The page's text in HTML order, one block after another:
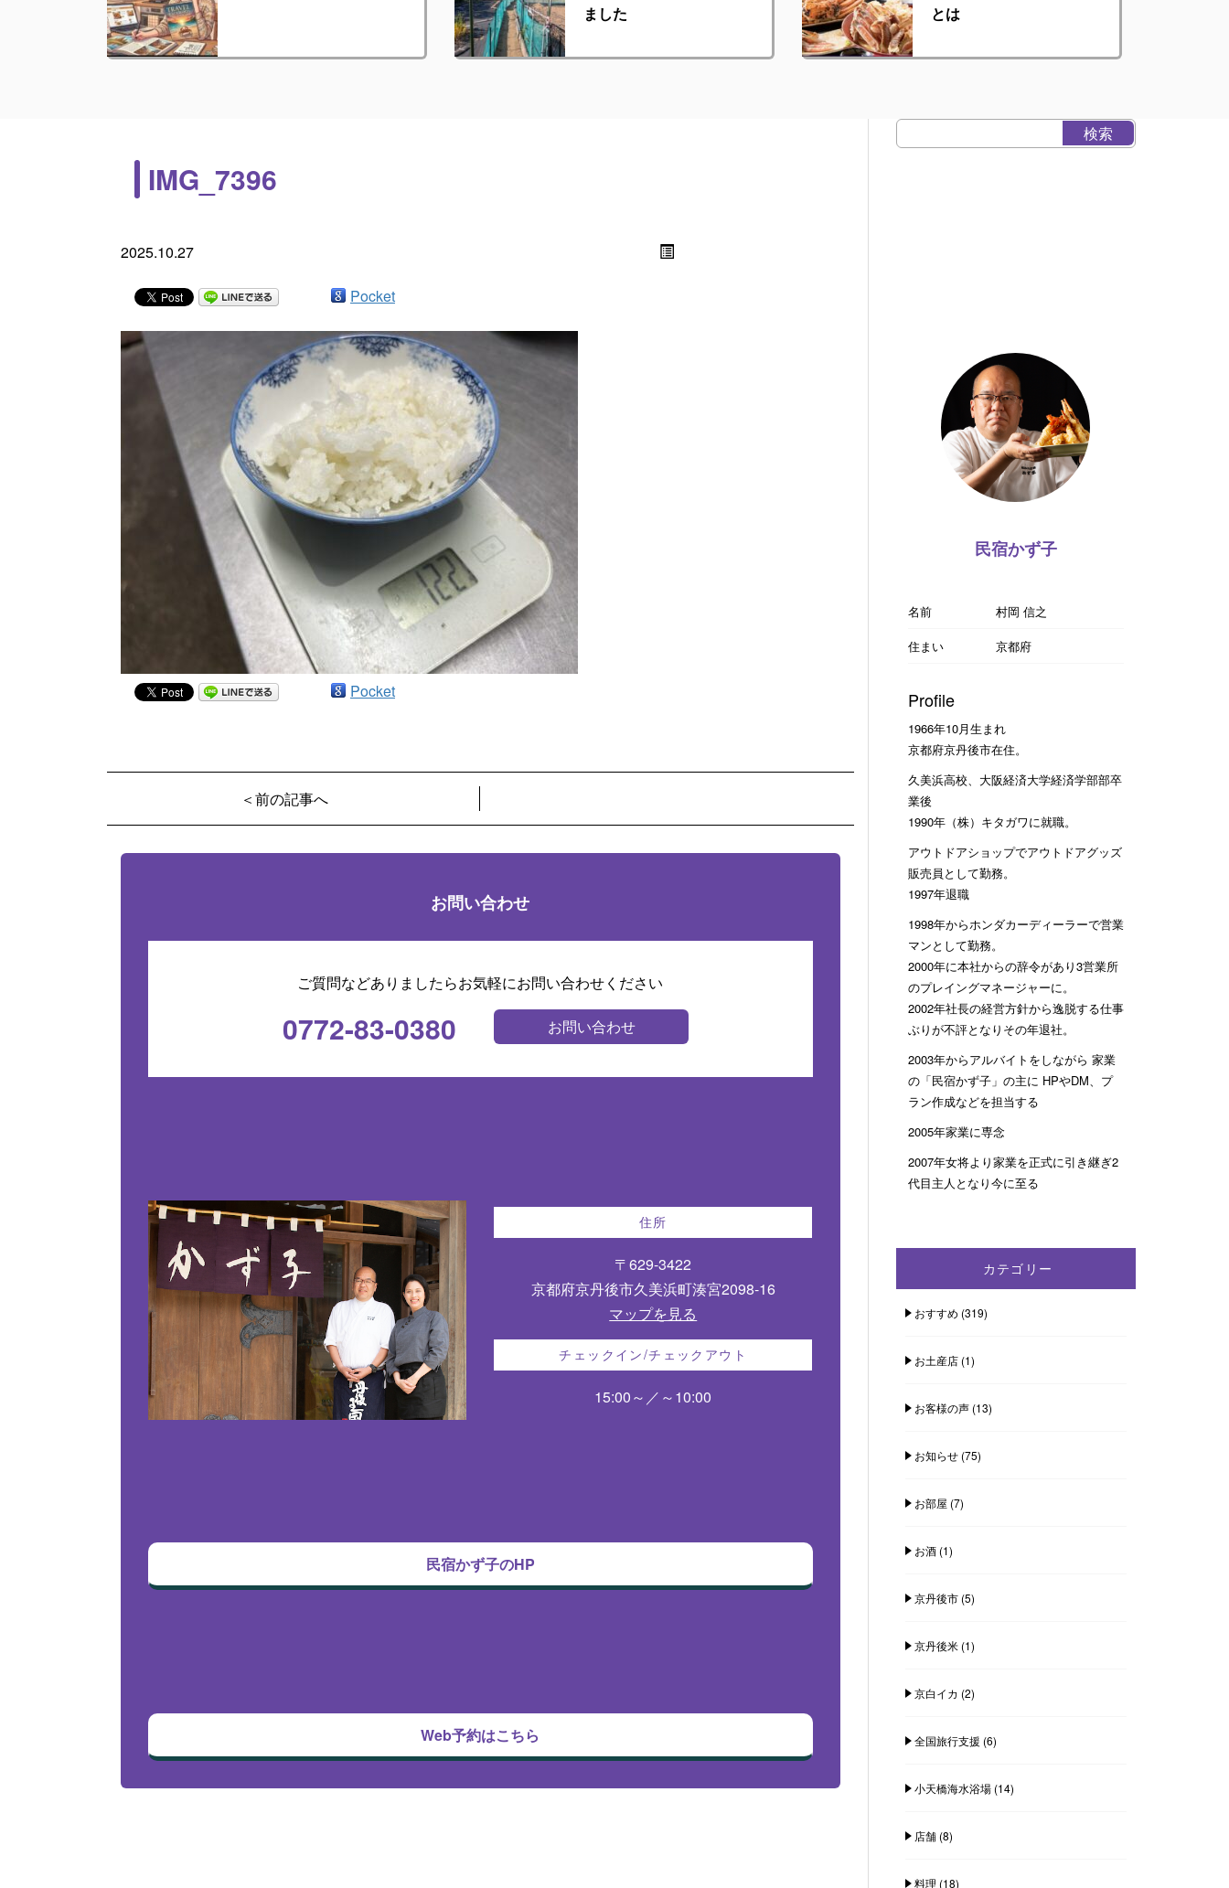
ました
とは
IMG_7396
2025.10.27
Pocket
Pocket
＜前の記事へ
お問い合わせ
ご質問などありましたらお気軽にお問い合わせください
0772-83-0380 お問い合わせ
住所
〒629-3422
京都府京丹後市久美浜町湊宮2098-16
マップを見る
チェックイン/チェックアウト
15:00～／～10:00
民宿かず子のHP
Web予約はこちら
民宿かず子
名前
村岡 信之
住まい
京都府
Profile
1966年10月生まれ
京都府京丹後市在住。
久美浜高校、大阪経済大学経済学部部卒
業後
1990年（株）キタガワに就職。
アウトドアショップでアウトドアグッズ
販売員として勤務。
1997年退職
1998年からホンダカーディーラーで営業
マンとして勤務。
2000年に本社からの辞令があり3営業所
のプレイングマネージャーに。
2002年社長の経営方針から逸脱する仕事
ぶりが不評となりその年退社。
2003年からアルバイトをしながら 家業
の「民宿かず子」の主に HPやDM、プ
ラン作成などを担当する
2005年家業に専念
2007年女将より家業を正式に引き継ぎ2
代目主人となり今に至る
カテゴリー
おすすめ (319)
お土産店(1)
お客様の声(13)
お知らせ(75)
お部屋 (7)
お酒(1)
京丹後市(5)
京丹後米(1)
京白イカ (2)
全国旅行支援 (6)
小天橋海水浴場(14)
店舗(8)
料理 (18)